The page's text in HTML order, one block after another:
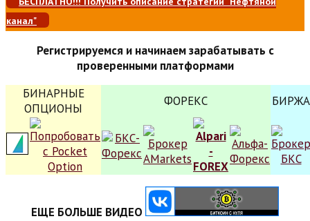
канал"
Регистрируемся и начинаем зарабатывать с
проверенными платформами
БИНАРНЫЕ
ОПЦИОНЫ
ФОРЕКС БИРЖА
ЕЩЕ БОЛЬШЕ ВИДЕО